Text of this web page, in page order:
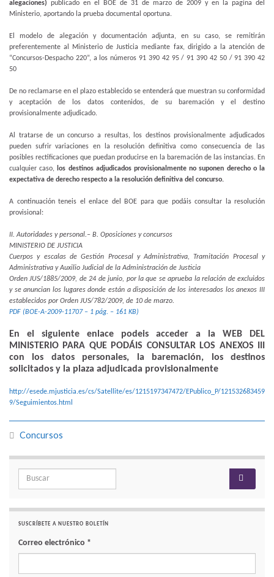
alegaciones) publicado en el BOE de 31 de marzo de 2009 y en la pagina del
Ministerio, aportando la prueba documental oportuna.
El modelo de alegación y documentación adjunta, en su caso, se remitirán
preferentemente al Ministerio de Justicia mediante fax, dirigido a la atención de
“Concursos-Despacho 220”, a los números 91 390 42 95 / 91 390 42 50 / 91 390 42
50
De no reclamarse en el plazo establecido se entenderá que muestran su conformidad
y aceptación de los datos contenidos, de su baremación y el destino
provisionalmente adjudicado.
Al tratarse de un concurso a resultas, los destinos provisionalmente adjudicados
pueden sufrir variaciones en la resolución definitiva como consecuencia de las
posibles rectificaciones que puedan producirse en la baremación de las instancias. En
cualquier caso,
los destinos adjudicados provisionalmente no suponen derecho o la
expectativa de derecho respecto a la resolución definitiva del concurso.
A continuación teneis el enlace del BOE para que podáis consultar la resolución
provisional:
II. Autoridades y personal.– B. Oposiciones y concursos
MINISTERIO DE JUSTICIA
Cuerpos y escalas de Gestión Procesal y Administrativa, Tramitación Procesal y
Administrativa y Auxilio Judicial de la Administración de Justicia
Orden JUS/1885/2009, de 24 de junio, por la que se aprueba la relación de excluidos
y se anuncian los lugares donde están a disposición de los interesados los anexos III
establecidos por Orden JUS/782/2009, de 10 de marzo.
PDF (BOE-A-2009-11707 – 1 pág. – 161 KB)
En el siguiente enlace podeis acceder a la WEB DEL
MINISTERIO PARA QUE PODÁIS CONSULTAR LOS ANEXOS III
con los datos personales, la baremación, los destinos
solicitados y la plaza adjudicada provisionalmente
http://esede.mjusticia.es/cs/Satellite/es/1215197347472/EPublico_P/121532683459
9/Seguimientos.html
Concursos
Search for:
SUSCRÍBETE A NUESTRO BOLETÍN
Correo electrónico *